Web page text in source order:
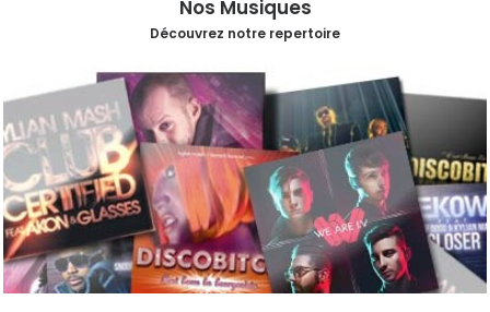
Nos Musiques
Découvrez notre repertoire